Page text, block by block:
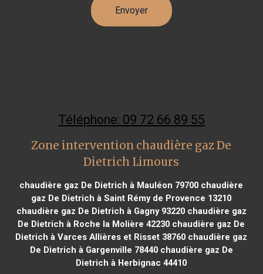
Téléphone: 09 72 66 89 55
Zone intervention chaudière gaz De
Dietrich Limours
chaudière gaz De Dietrich à Mauléon 79700 chaudière
gaz De Dietrich à Saint Rémy de Provence 13210
chaudière gaz De Dietrich à Gagny 93220chaudière gaz
De Dietrich à Roche la Molière 42230 chaudière gaz De
Dietrich à Varces Allières et Risset 38760 chaudière gaz
De Dietrich à Gargenville 78440chaudière gaz De
Dietrich à Herbignac 44410